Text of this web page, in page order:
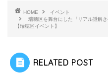
HOME
イベント
瑞穂区を舞台にした『リアル謎解
【瑞穂区イベント】
RELATED POST